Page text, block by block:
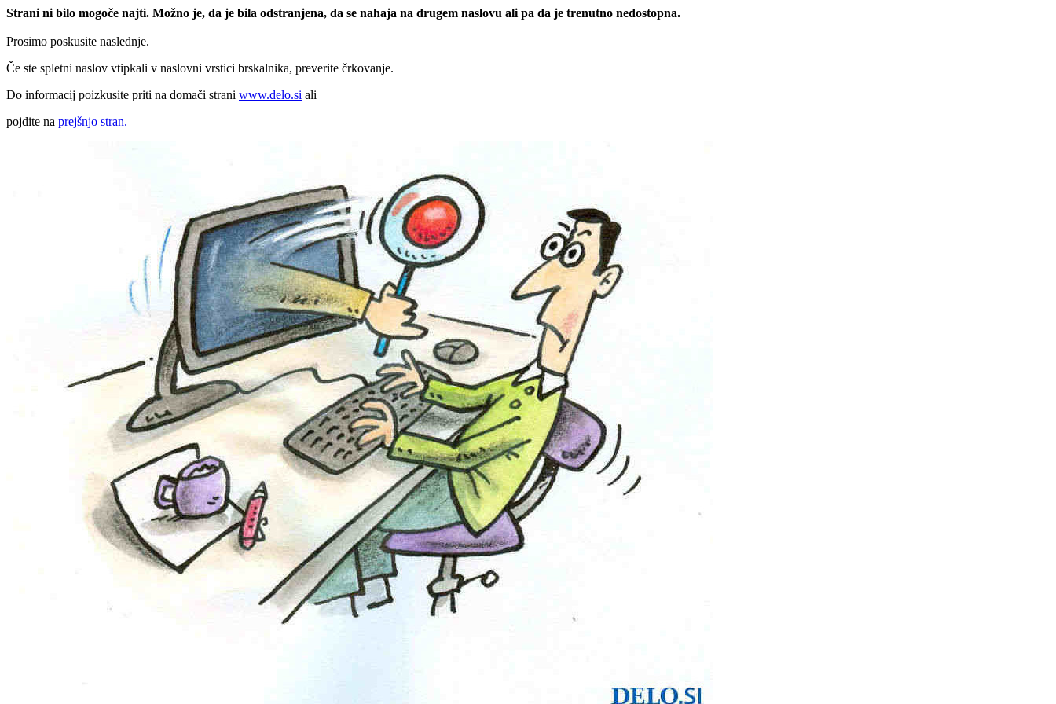
Strani ni bilo mogoče najti. Možno je, da je bila odstranjena, da se nahaja na drugem naslovu ali pa da je trenutno nedostopna.
Prosimo poskusite naslednje.
Če ste spletni naslov vtipkali v naslovni vrstici brskalnika, preverite črkovanje.
Do informacij poizkusite priti na domači strani www.delo.si ali
pojdite na prejšnjo stran.